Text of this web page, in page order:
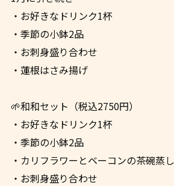
・お好きなドリンク1杯
・季節の小鉢2品
・お刺身盛り合わせ
・蓮根はさみ揚げ
🌱和和セット（税込2750円）
・お好きなドリンク1杯
・季節の小鉢2品
・カリフラワーとベーコンの茶碗蒸し
・お刺身盛り合わせ